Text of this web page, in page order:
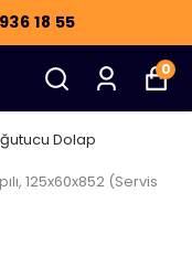
18 55
0
Dolap
125x60x852 (Servis